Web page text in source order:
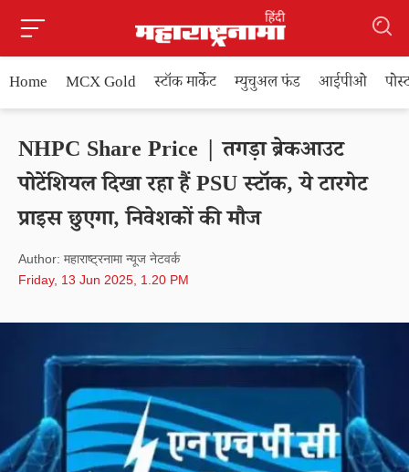
Home MCX Gold स्टॉक मार्केट म्युचुअल फंड आईपीओ
NHPC Share Price | तगड़ा ब्रेकआउट
पोटेंशियल दिखा रहा हैं PSU स्टॉक, ये टारगेट
प्राइस छुएगा, निवेशकों की मौज
Author: महाराष्ट्रनामा न्यूज नेटवर्क
Friday, 13 Jun 2025, 1.20 PM